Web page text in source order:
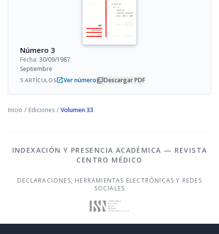
Número 3
Fecha: 30/09/1987
Septiembre
5 ARTÍCULOSopen_in_newVer númeropicture_as_pdfDescargar PDF
Inicio / Ediciones / Volumen 33
INDEXACIÓN Y PRESENCIA ACADÉMICA — REVISTA
CENTRO MÉDICO
DECLARACIONES, HERRAMIENTAS ELECTRÓNICAS Y REDES
SOCIALES